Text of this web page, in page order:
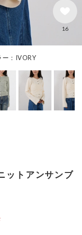
：IVORY
16
ットアンサンブ